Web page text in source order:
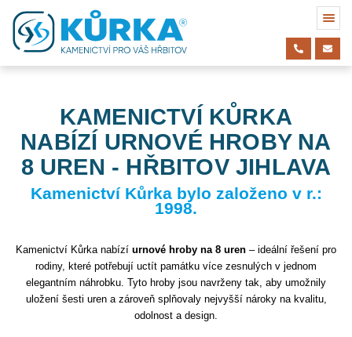
KAMENICTVÍ KŮRKA
NABÍZÍ URNOVÉ HROBY NA
8 UREN - HŘBITOV JIHLAVA
Kamenictví Kůrka bylo založeno v r.:
1998.
Kamenictví Kůrka nabízí urnové hroby na 8 uren – ideální řešení pro
rodiny, které potřebují uctít památku více zesnulých v jednom
elegantním náhrobku. Tyto hroby jsou navrženy tak, aby umožnily
uložení šesti uren a zároveň splňovaly nejvyšší nároky na kvalitu,
odolnost a design.